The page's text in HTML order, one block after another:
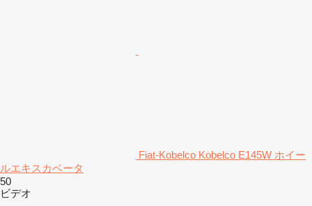
Fiat-Kobelco Kobelco E145W ホイー
ルエキスカベータ
50
ビデオ